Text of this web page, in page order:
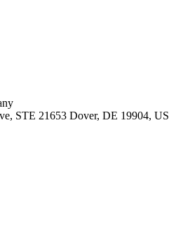
STE 21653 Dover, DE 19904, US